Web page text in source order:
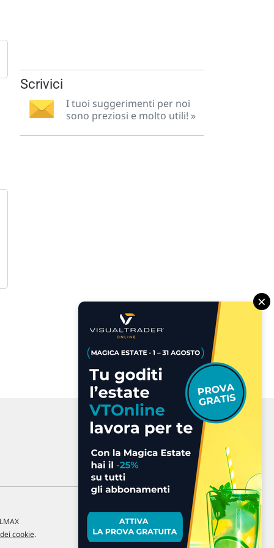
Scrivici
I tuoi suggerimenti per noi
sono preziosi e molto utili! »
cookie.
×